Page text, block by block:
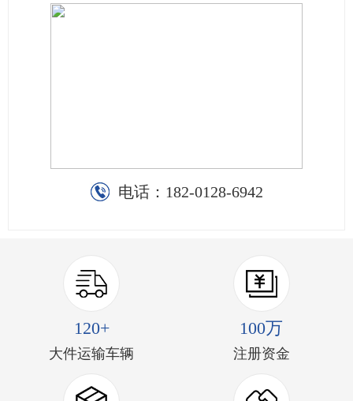
电话： 182-0128-6942
120+
大件运输车辆
100万
注册资金